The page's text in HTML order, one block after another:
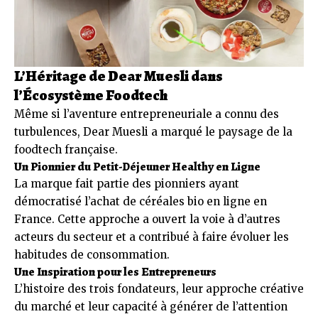
L’Héritage de Dear Muesli dans
l’Écosystème Foodtech
Même si l’aventure entrepreneuriale a connu des
turbulences, Dear Muesli a marqué le paysage de la
foodtech française.
Un Pionnier du Petit-Déjeuner Healthy en Ligne
La marque fait partie des pionniers ayant
démocratisé l’achat de céréales bio en ligne en
France. Cette approche a ouvert la voie à d’autres
acteurs du secteur et a contribué à faire évoluer les
habitudes de consommation.
Une Inspiration pour les Entrepreneurs
L’histoire des trois fondateurs, leur approche créative
du marché et leur capacité à générer de l’attention